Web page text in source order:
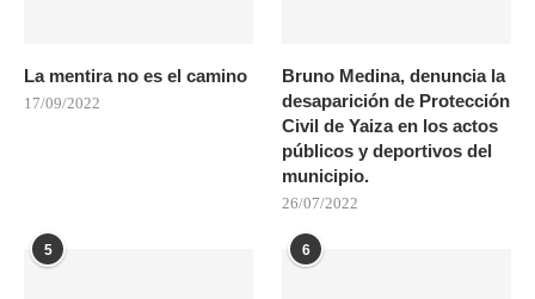
La mentira no es el camino
17/09/2022
Bruno Medina, denuncia la
desaparición de Protección
Civil de Yaiza en los actos
públicos y deportivos del
municipio.
26/07/2022
5 6